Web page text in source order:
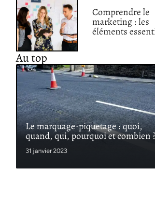
Comprendre le
marketing : les
éléments
Au top
Le marquage-piquetage : quoi,
quand, qui, pourquoi et combien
31 janvier 2023